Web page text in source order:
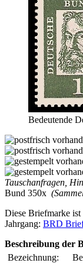
Bedeutende
Tauschanfragen,
Bund 350x
Diese Briefmarke
Jahrgang: BRD
Beschreibung der
Bezeichnung: